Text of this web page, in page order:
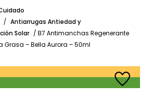
/ Antiarrugas Antiedad y
Solar / B7 Antimanchas Regenerante
Grasa – Bella Aurora – 50ml